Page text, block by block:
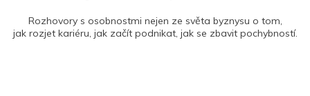
Rozhovory s osobnostmi nejen ze světa byznysu o tom,
jak rozjet kariéru, jak začít podnikat, jak se zbavit pochybností.